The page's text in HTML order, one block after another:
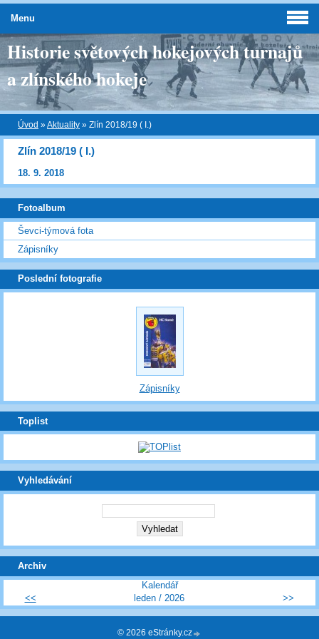
Historie světových hokejových turnajů
a zlínského hokeje
Úvod »Aktuality » Zlín 2018/19 ( I.)
Zlín 2018/19 ( I.)
18. 9. 2018
Menu
Fotoalbum
Ševci-týmová fota
Zápisníky
Poslední fotografie
Zápisníky
Toplist
Vyhledávání
Archiv
Kalendář
<<
leden / 2026 >>
© 2026 eStránky.cz